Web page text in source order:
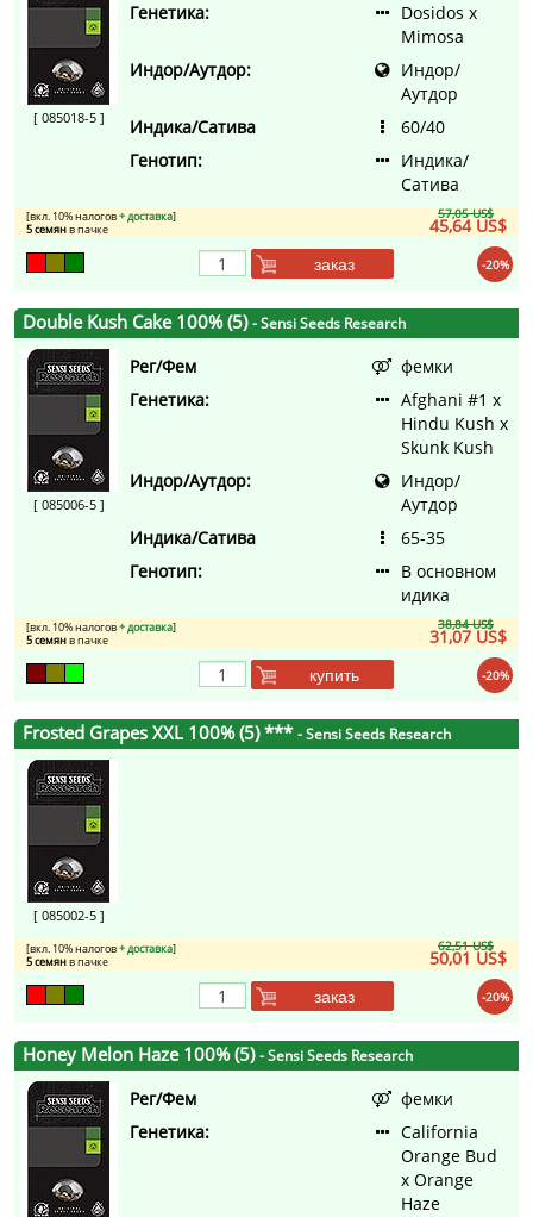
[ 085018-5 ]
Генетика:
Dosidos x
Mimosa
Индор/Аутдор:
Индор/
Аутдор
Индика/Сатива
60/40
Генотип:
Индика/
Сатива
57,05 US$
45,64 US$
[вкл. 10% налогов+ доставка]
5 семянв пачке
-20%
заказ
Double Kush Cake 100% (5)- Sensi Seeds Research
[ 085006-5 ]
Рег/Фем
фемки
Генетика:
Afghani #1 x
Hindu Kush x
Skunk Kush
Индор/Аутдор:
Индор/
Аутдор
Индика/Сатива
65-35
Генотип:
В основном
идика
38,84 US$
31,07 US$
[вкл. 10% налогов+ доставка]
5 семянв пачке
-20%
купить
Frosted Grapes XXL 100% (5) ***- Sensi Seeds Research
[ 085002-5 ]
62,51 US$
50,01 US$
[вкл. 10% налогов+ доставка]
5 семянв пачке
-20%
заказ
Honey Melon Haze 100% (5)- Sensi Seeds Research
Рег/Фем
фемки
Генетика:
California
Orange Bud
x Orange
Haze